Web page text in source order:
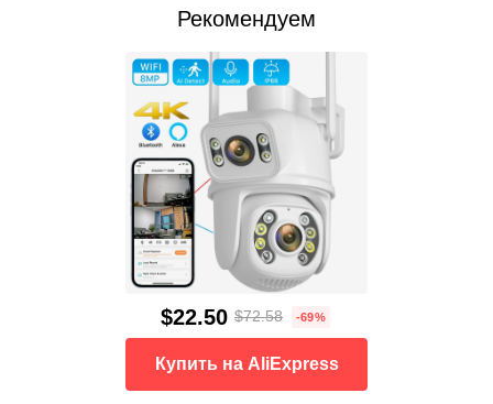
Рекомендуем
$22.50 $72.58 -69%
Купить на AliExpress